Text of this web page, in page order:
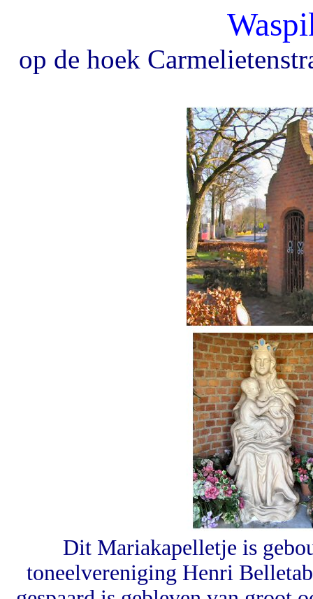
op de hoek
Dit Mariakapelletje is
toneelvereniging Henri